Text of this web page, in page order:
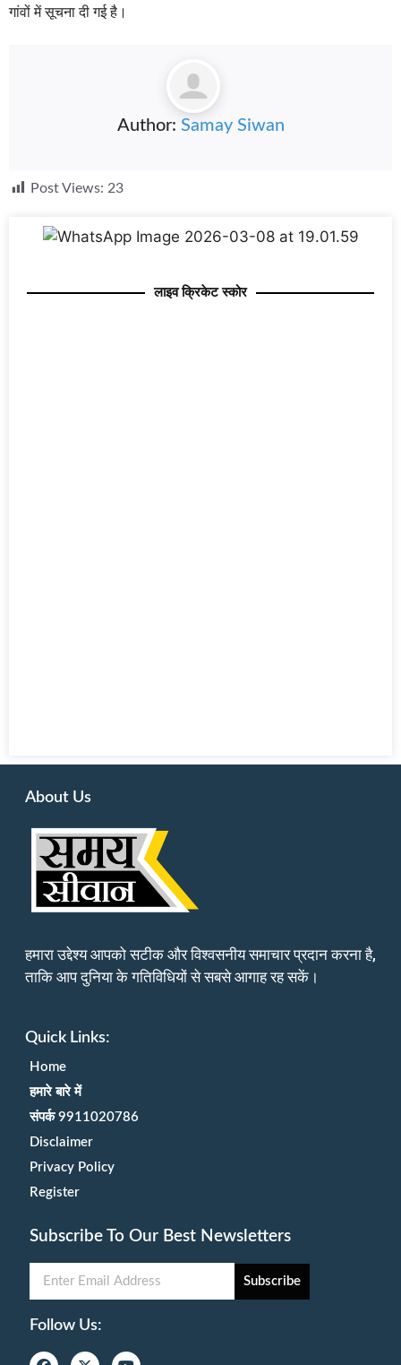
गांवों में सूचना दी गई है।
Author: Samay Siwan
Post Views: 23
लाइव क्रिकेट स्कोर
About Us
हमारा उद्देश्य आपको सटीक और विश्वसनीय समाचार प्रदान करना है,
ताकि आप दुनिया के गतिविधियों से सबसे आगाह रह सकें।
Quick Links:
Home
हमारे बारे में
संपर्क 9911020786
Disclaimer
Privacy Policy
Register
Subscribe To Our Best Newsletters
Subscribe
Follow Us: